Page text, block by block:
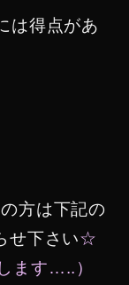
は得点があ
方は下記の
せ下さい☆
ます…..）